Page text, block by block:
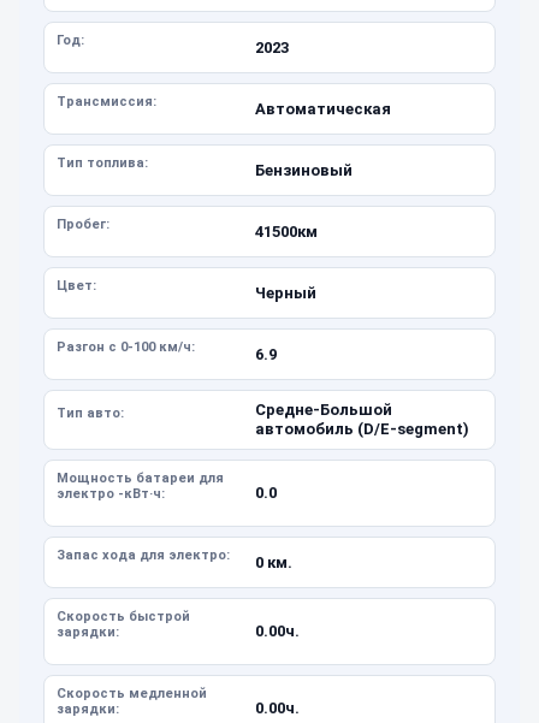
Год: 2023
Трансмиссия: Автоматическая
Тип топлива: Бензиновый
Пробег: 41500км
Цвет: Черный
Разгон с 0-100 км/ч: 6.9
Тип авто:
Средне-Большой
автомобиль (D/E-segment)
Мощность батареи для
электро -кВт·ч:
0.0
Запас хода для электро: 0 км.
Скорость быстрой
зарядки:
0.00ч.
Скорость медленной
зарядки:
0.00ч.